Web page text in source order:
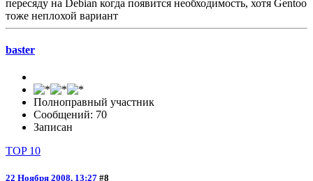
пересяду на Debian когда появится необходимость, хотя Gentoo
тоже неплохой вариант
baster
Полноправный участник
Сообщений: 70
Записан
TOP 10
22 Ноября 2008, 13:27 #8